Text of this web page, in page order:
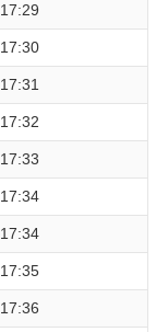
17:29
17:30
17:31
17:32
17:33
17:34
17:34
17:35
17:36